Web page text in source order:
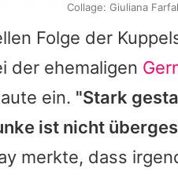
Folge der
der ehemaligen
ein. "Stark
ist nicht
merkte, dass
Collage: Giuliana